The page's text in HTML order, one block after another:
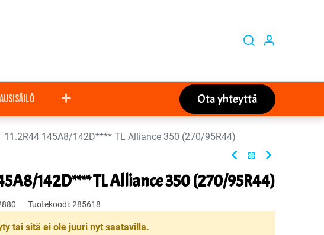
Ota yhteyttä
11.2R44 145A8/142D**** TL Alliance 350 (270/95R44)
142D**** TL Alliance 350 (270/95R44)
Tuotekoodi:285618
tai sitä ei ole juuri nyt saatavilla.